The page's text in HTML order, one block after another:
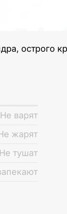
острого
Не варят
жарят
Не тушат